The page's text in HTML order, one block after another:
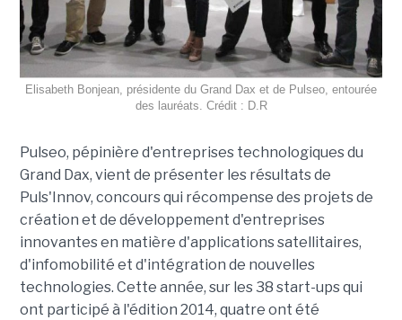
Elisabeth Bonjean, présidente du Grand Dax et de Pulseo, entourée
des lauréats. Crédit : D.R
Pulseo, pépinière d'entreprises technologiques du
Grand Dax, vient de présenter les résultats de
Puls'Innov, concours qui récompense des projets de
création et de développement d'entreprises
innovantes en matière d'applications satellitaires,
d'infomobilité et d'intégration de nouvelles
technologies. Cette année, sur les 38 start-ups qui
ont participé à l'édition 2014, quatre ont été